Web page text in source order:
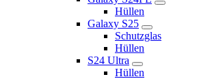
Hüllen
Galaxy S25
Schutzglas
Hüllen
S24 Ultra
Hüllen